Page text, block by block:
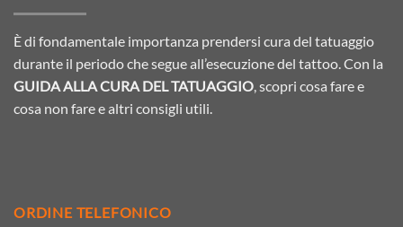
È di fondamentale importanza prendersi cura del tatuaggio
durante il periodo che segue all’esecuzione del tattoo. Con la
GUIDA ALLA CURA DEL TATUAGGIO, scopri cosa fare e
cosa non fare e altri consigli utili.
ORDINE TELEFONICO